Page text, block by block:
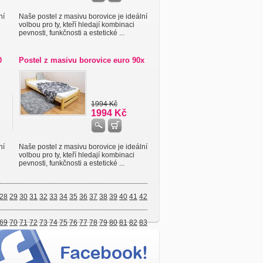
Naše postel z masivu borovice je ideální
volbou pro ty, kteří hledají kombinaci
pevnosti, funkčnosti a estetické ...
Postel z masivu borovice euro 90x
1994 Kč
1994 Kč
Naše postel z masivu borovice je ideální
volbou pro ty, kteří hledají kombinaci
pevnosti, funkčnosti a estetické ...
28 29 30 31 32 33 34 35 36 37 38 39 40 41 42
69 70 71 72 73 74 75 76 77 78 79 80 81 82 83
97 98 99 100 102 103 104 105 106